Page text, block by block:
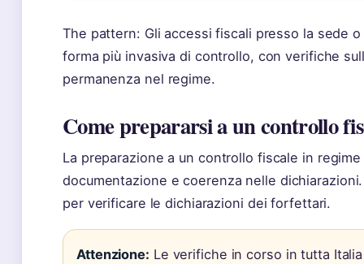
The pattern: Gli accessi fiscali presso la sede
forma più invasiva di controllo, con verifiche
permanenza nel regime.
Come prepararsi a un controllo
La preparazione a un controllo fiscale in
documentazione e coerenza nelle
per verificare le dichiarazioni dei forfettari.
Attenzione: Le verifiche in corso in tutta